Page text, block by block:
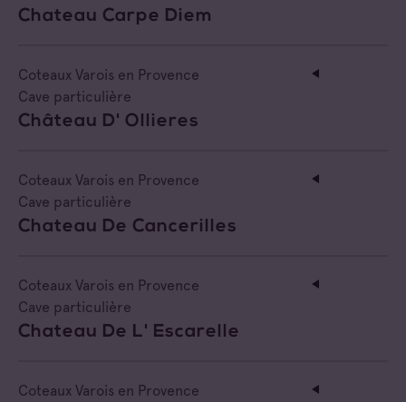
Chateau Carpe Diem
Coteaux Varois en Provence
Cave particulière
Château D' Ollieres
Coteaux Varois en Provence
Cave particulière
Chateau De Cancerilles
Coteaux Varois en Provence
Cave particulière
Chateau De L' Escarelle
Coteaux Varois en Provence